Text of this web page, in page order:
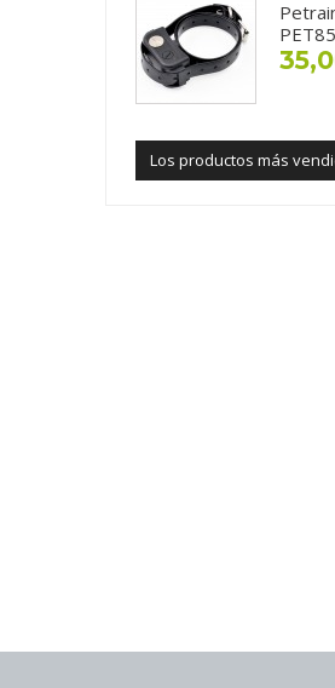
Los productos más